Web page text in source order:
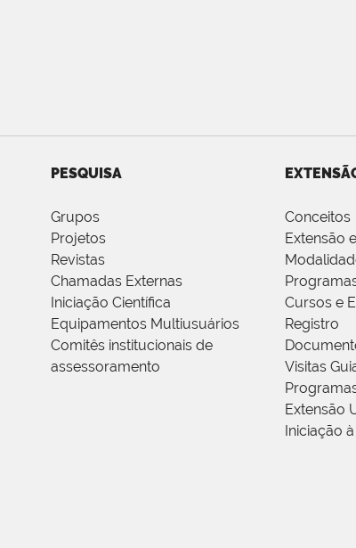
PESQUISA
Grupos
Projetos
Revistas
Chamadas Externas
Iniciação Científica
Equipamentos Multiusuários
Comitês institucionais de
assessoramento
Conceitos
Extensão
Cursos e
Registro
Visitas
Extensão
Iniciação